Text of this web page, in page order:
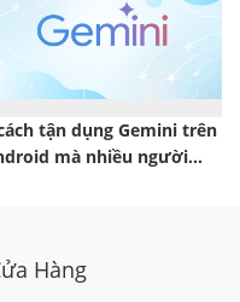
tận dụng Gemini trên
mà nhiều người
Hàng